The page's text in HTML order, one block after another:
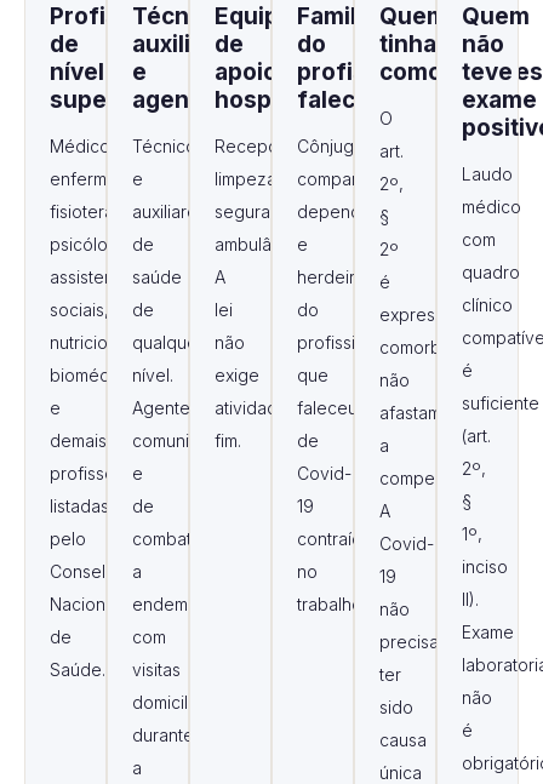
Profissionais
de
nível
superior
Médicos,
enfermeiros,
fisioterapeutas,
psicólogos,
assistentes
sociais,
nutricionistas,
biomédicos
e
demais
profissões
listadas
pelo
Conselho
Nacional
de
Saúde.
Técnicos,
auxiliares
e
agentes
Técnicos
e
auxiliares
de
saúde
de
qualquer
nível.
Agentes
comunitários
e
de
combate
a
endemias
com
visitas
domiciliares
durante
a
Equipe
de
apoio
hospitalar
Recepcionistas,
limpeza,
segurança,
ambulância.
A
lei
não
exige
atividade-
fim.
Familiares
do
profissional
falecido
Cônjuge,
companheiro,
dependentes
e
herdeiros
do
profissional
que
faleceu
de
Covid-
19
contraída
no
trabalho.
Quem
tinha
comorbidades
O
art.
2º,
§
2º
é
expresso:
comorbidades
não
afastam
a
compensação.
A
Covid-
19
não
precisa
ter
sido
causa
única
Quem
não
teve
exame
Laudo
médico
com
quadro
clínico
é
suficiente
(art.
2º,
§
1º,
inciso
II).
Exame
não
é